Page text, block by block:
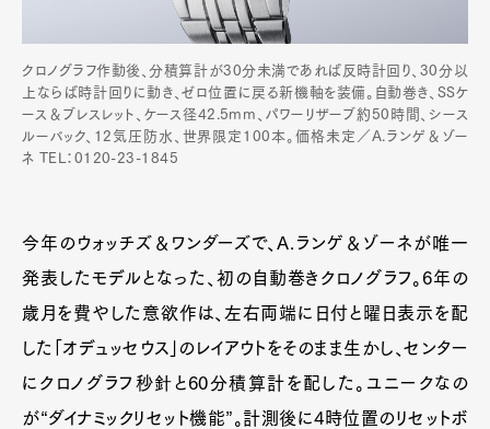
クロノグラフ作動後、分積算計が30分未満であれば反時計回り、30分以
上ならば時計回りに動き、ゼロ位置に戻る新機軸を装備。自動巻き、SSケ
ース＆ブレスレット、ケース径42.5mm、パワーリザーブ約50時間、シース
ルーバック、12気圧防水、世界限定100本。価格未定／A.ランゲ＆ゾー
ネ TEL：0120-23-1845
今年のウォッチズ＆ワンダーズで、A.ランゲ＆ゾーネが唯一
発表したモデルとなった、初の自動巻きクロノグラフ。6年の
歳月を費やした意欲作は、左右両端に日付と曜日表示を配
した「オデュッセウス」のレイアウトをそのまま生かし、センター
にクロノグラフ秒針と60分積算計を配した。ユニークなの
が“ダイナミックリセット機能”。計測後に4時位置のリセットボ